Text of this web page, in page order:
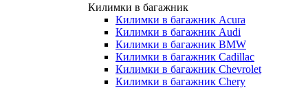
Килимки в багажник
Килимки в багажник Acura
Килимки в багажник Audi
Килимки в багажник BMW
Килимки в багажник Cadillac
Килимки в багажник Chevrolet
Килимки в багажник Chery